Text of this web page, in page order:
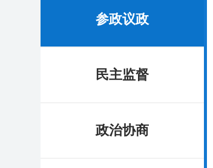
参政议政
民主监督
政治协商